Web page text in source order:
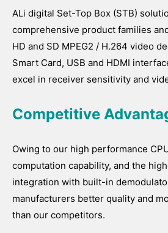
ALi digital Set-Top Box (STB)
comprehensive product families
HD and SD MPEG2 / H.264 video
Smart Card, USB and HDMI
excel in receiver sensitivity and
Competitive
Owing to our high performance
computation capability, and the
integration with built-in
manufacturers better quality and
than our competitors.